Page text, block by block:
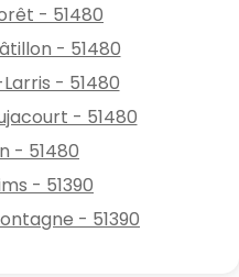
- 51480
- 51480
- 51480
- 51480
- 51480
- 51390
- 51390